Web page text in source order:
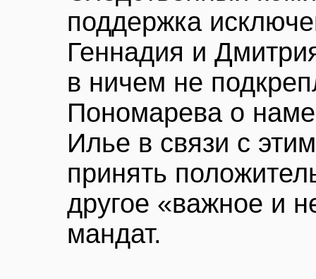
поддержка
Геннадия и
в ничем не
Пономарева о
Илье в связи с
принять
другое «важное и
мандат.